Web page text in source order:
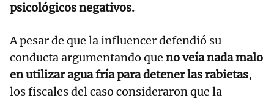
psicológicos negativos.
A pesar de que la influencer defendió su
conducta argumentando que no veía nada malo
en utilizar agua fría para detener las rabietas,
los fiscales del caso consideraron que la